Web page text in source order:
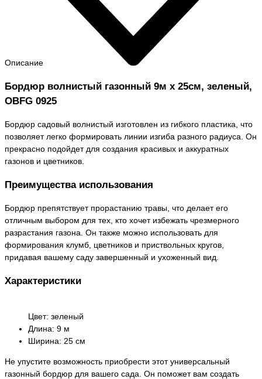
Описание
Бордюр волнистый газонный 9м х 25см, зеленый,
OBFG 0925
Бордюр садовый волнистый изготовлен из гибкого пластика, что
позволяет легко формировать линии изгиба разного радиуса. Он
прекрасно подойдет для создания красивых и аккуратных
газонов и цветников.
Преимущества использования
Бордюр препятствует прорастанию травы, что делает его
отличным выбором для тех, кто хочет избежать чрезмерного
разрастания газона. Он также можно использовать для
формирования клумб, цветников и приствольных кругов,
придавая вашему саду завершенный и ухоженный вид.
Характеристики
Цвет: зеленый
Длина: 9 м
Ширина: 25 см
Не упустите возможность приобрести этот универсальный
газонный бордюр для вашего сада. Он поможет вам создать